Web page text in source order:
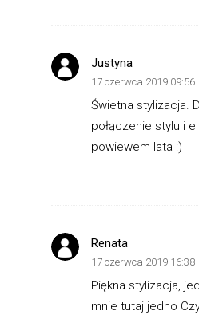
Justyna
17 czerwca 2019 09:56
Świetna stylizacja.
połączenie stylu i
powiewem lata :)
Renata
17 czerwca 2019 16:38
Piękna stylizacja,
mnie tutaj jedno